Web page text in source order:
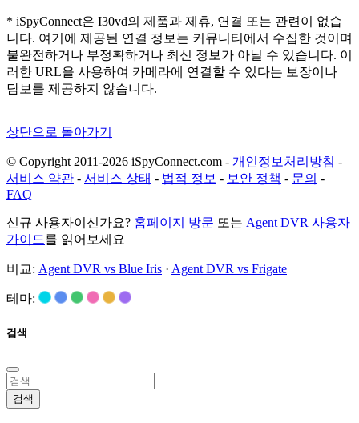
* iSpyConnect은 I30vd의 제품과 제휴, 연결 또는 관련이 없습
니다. 여기에 제공된 연결 정보는 커뮤니티에서 수집한 것이며
불완전하거나 부정확하거나 최신 정보가 아닐 수 있습니다. 이
러한 URL을 사용하여 카메라에 연결할 수 있다는 보장이나
담보를 제공하지 않습니다.
상단으로 돌아가기
© Copyright 2011-2026 iSpyConnect.com - 개인정보처리방침 -
서비스 약관 - 서비스 상태 - 법적 정보 - 보안 정책 - 문의 -
FAQ
신규 사용자이신가요? 홈페이지 방문 또는 Agent DVR 사용자
가이드를 읽어보세요
비교: Agent DVR vs Blue Iris · Agent DVR vs Frigate
테마:
검색
검색